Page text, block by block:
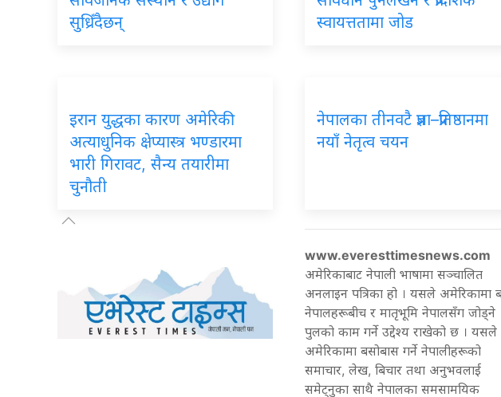
सुध्रिँदैछन्
स्वायत्ततामा जोड
इरान युद्धका कारण अमेरिकी
अत्याधुनिक क्षेप्यास्त्र भण्डारमा
भारी गिरावट, सैन्य तयारीमा
चुनौती
नेपालका तीनवटै प्रज्ञा–प्रतिष्ठानमा
नयाँ नेतृत्व चयन
www.everesttimesnews.com
अमेरिकाबाट नेपाली भाषामा सञ्चालित
अनलाइन पत्रिका हो । यसले अमेरिकामा
नेपालहरूबीच र मातृभूमि नेपालसँग जोड्ने
पुलको काम गर्ने उद्देश्य राखेको छ । यसले
अमेरिकामा बसोबास गर्ने नेपालीहरूको
समाचार, लेख, बिचार तथा अनुभवलाई
समेट्नुका साथै नेपालका समसामयिक